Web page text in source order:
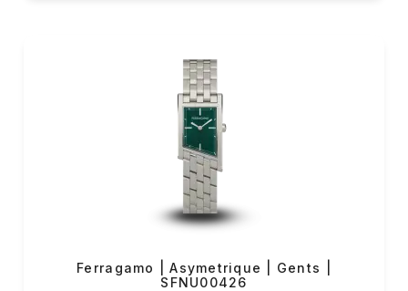
Ferragamo | Asymetrique | Gents |
SFNU00426